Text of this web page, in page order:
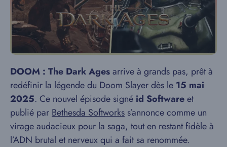
DOOM : The Dark Agesarrive à grands pas, prêt à
redéfinir la légende du Doom Slayer dès le 15 mai
2025. Ce nouvel épisode signé id Softwareet
publié par Bethesda Softworks s’annonce comme un
virage audacieux pour la saga, tout en restant fidèle à
l’ADN brutal et nerveux qui a fait sa renommée.